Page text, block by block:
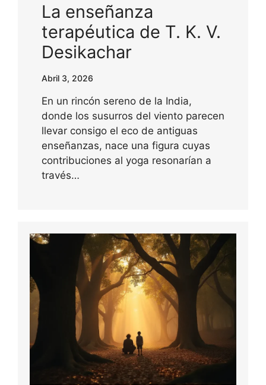
La enseñanza
terapéutica de T. K. V.
Desikachar
Abril 3, 2026
En un rincón sereno de la India,
donde los susurros del viento parecen
llevar consigo el eco de antiguas
enseñanzas, nace una figura cuyas
contribuciones al yoga resonarían a
través…